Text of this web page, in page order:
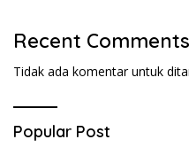
Recent Comments
Tidak ada komentar untuk
Popular Post